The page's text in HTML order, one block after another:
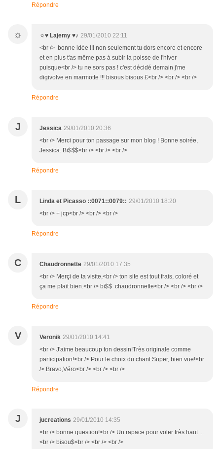
Répondre
☼ ☼♥ Lajemy ♥♪ 29/01/2010 22:11
<br /> bonne idée !!! non seulement tu dors encore et encore
et en plus t'as même pas à subir la poisse de l'hiver
puisque<br /> tu ne sors pas ! c'est décidé demain j'me
digivolve en marmotte !!! bisous bisous £<br /> <br /> <br />
Répondre
J Jessica 29/01/2010 20:36
<br /> Merci pour ton passage sur mon blog ! Bonne soirée,
Jessica. Bi$$$<br /> <br /> <br />
Répondre
L Linda et Picasso ::0071::0079:: 29/01/2010 18:20
<br /> + jcp<br /> <br /> <br />
Répondre
C Chaudronnette 29/01/2010 17:35
<br /> Merçi de ta visite,<br /> ton site est tout frais, coloré et
ça me plait bien.<br /> bi$$ chaudronnette<br /> <br /> <br />
Répondre
V Veronik 29/01/2010 14:41
<br /> J'aime beaucoup ton dessin!Très originale comme
participation!<br /> Pour le choix du chant:Super, bien vue!<br
/> Bravo,Véro<br /> <br /> <br />
Répondre
J jucreations 29/01/2010 14:35
<br /> bonne question!<br /> Un rapace pour voler très haut ...
<br /> bisou$<br /> <br /> <br />